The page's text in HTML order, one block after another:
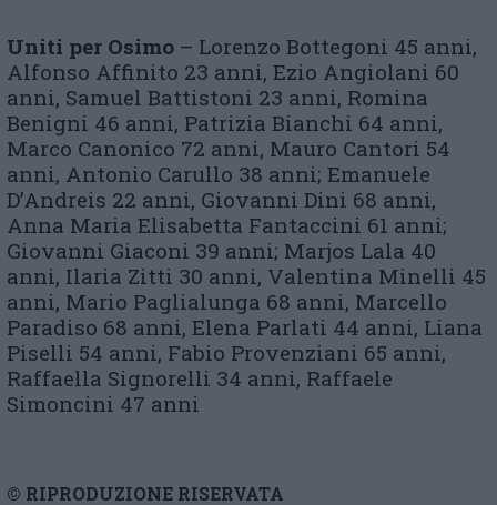
Uniti per Osimo – Lorenzo Bottegoni 45 anni,
Alfonso Affinito 23 anni, Ezio Angiolani 60
anni, Samuel Battistoni 23 anni, Romina
Benigni 46 anni, Patrizia Bianchi 64 anni,
Marco Canonico 72 anni, Mauro Cantori 54
anni, Antonio Carullo 38 anni; Emanuele
D’Andreis 22 anni, Giovanni Dini 68 anni,
Anna Maria Elisabetta Fantaccini 61 anni;
Giovanni Giaconi 39 anni; Marjos Lala 40
anni, Ilaria Zitti 30 anni, Valentina Minelli 45
anni, Mario Paglialunga 68 anni, Marcello
Paradiso 68 anni, Elena Parlati 44 anni, Liana
Piselli 54 anni, Fabio Provenziani 65 anni,
Raffaella Signorelli 34 anni, Raffaele
Simoncini 47 anni
© RIPRODUZIONE RISERVATA